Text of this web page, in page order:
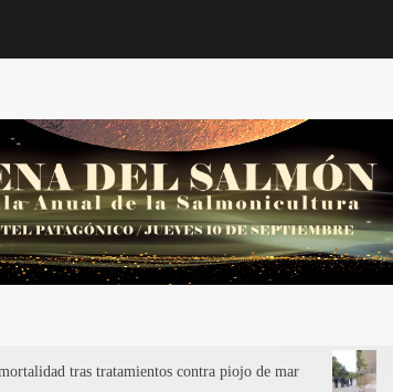
tras tratamientos contra piojo de mar